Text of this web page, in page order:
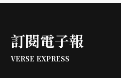
訂閱電子報
VERSE EXPRESS